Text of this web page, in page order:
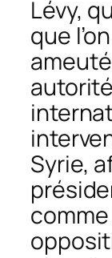
Lévy,
que
Syrie,